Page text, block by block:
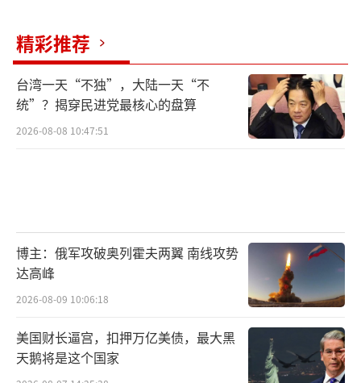
精彩推荐
台湾一天“不独”，大陆一天“不
统”？揭穿民进党最核心的盘算
2026-08-08 10:47:51
博主：俄军攻破奥列霍夫两翼 南线攻势
达高峰
2026-08-09 10:06:18
美国财长逼宫，扣押万亿美债，最大黑
天鹅将是这个国家